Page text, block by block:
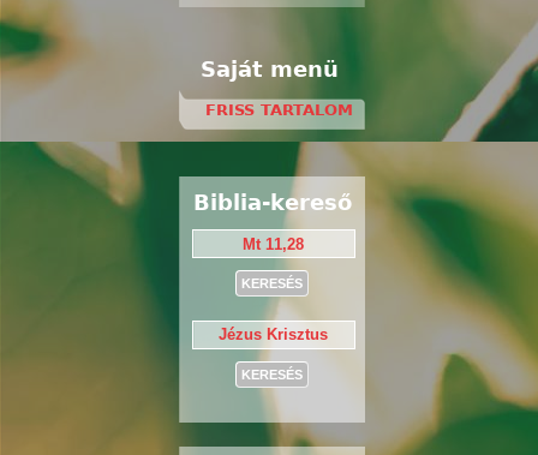
Saját menü
FRISS TARTALOM
Biblia-kereső